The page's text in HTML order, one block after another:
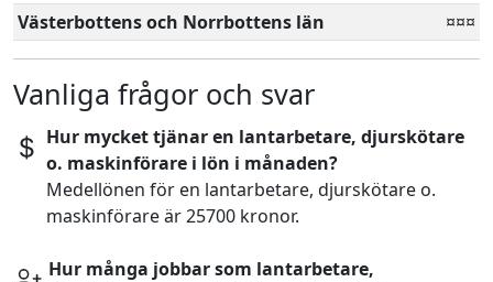
Västerbottens och Norrbottens län
¤¤¤
Vanliga frågor och svar
Hur mycket tjänar en lantarbetare, djurskötare
o. maskinförare i lön i månaden?
Medellönen för en lantarbetare, djurskötare o.
maskinförare är 25700 kronor.
Hur många jobbar som lantarbetare,